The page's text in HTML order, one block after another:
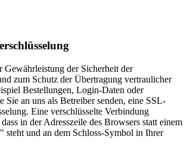
Gewährleistung der Sicherheit der
zum Schutz der Übertragung vertraulicher
Bestellungen, Login-Daten oder
Sie an uns als Betreiber senden, eine SSL-
Eine verschlüsselte Verbindung
in der Adresszeile des Browsers statt einem
steht und an dem Schloss-Symbol in Ihrer